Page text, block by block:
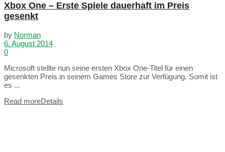
Xbox One – Erste Spiele dauerhaft im Preis
gesenkt
by Norman
6. August 2014
0
Microsoft stellte nun seine ersten Xbox One-Titel für einen
gesenkten Preis in seinem Games Store zur Verfügung. Somit ist
es ...
Read moreDetails